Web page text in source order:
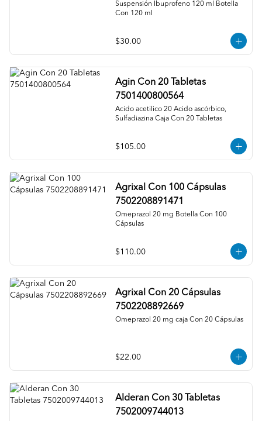
Suspensión Ibuprofeno 120 ml Botella
Con 120 ml
$30.00
Agin Con 20 Tabletas
7501400800564
Acido acetilico 20 Acido ascórbico,
Sulfadiazina Caja Con 20 Tabletas
$105.00
Agrixal Con 100 Cápsulas
7502208891471
Omeprazol 20 mg Botella Con 100
Cápsulas
$110.00
Agrixal Con 20 Cápsulas
7502208892669
Omeprazol 20 mg caja Con 20 Cápsulas
$22.00
Alderan Con 30 Tabletas
7502009744013